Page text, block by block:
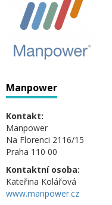
Manpower
Kontakt:
Manpower
Na Florenci 2116/15
Praha 110 00
Kontaktní osoba:
Kateřina Kolářová
www.manpower.cz